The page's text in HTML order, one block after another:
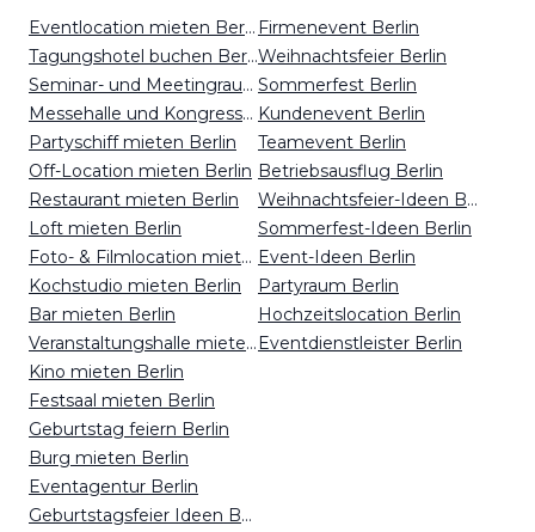
Eventlocation mieten Berlin
Tagungshotel buchen Berlin
Seminar- und Meetingraum mieten Berlin
Messehalle und Kongresszentrum mieten Berlin
Partyschiff mieten Berlin
Off-Location mieten Berlin
Restaurant mieten Berlin
Loft mieten Berlin
Foto- & Filmlocation mieten Berlin
Kochstudio mieten Berlin
Bar mieten Berlin
Veranstaltungshalle mieten Berlin
Kino mieten Berlin
Festsaal mieten Berlin
Geburtstag feiern Berlin
Burg mieten Berlin
Eventagentur Berlin
Geburtstagsfeier Ideen Berlin
Firmenevent Berlin
Weihnachtsfeier Berlin
Sommerfest Berlin
Kundenevent Berlin
Teamevent Berlin
Betriebsausflug Berlin
Weihnachtsfeier-Ideen Berlin
Sommerfest-Ideen Berlin
Event-Ideen Berlin
Partyraum Berlin
Hochzeitslocation Berlin
Eventdienstleister Berlin